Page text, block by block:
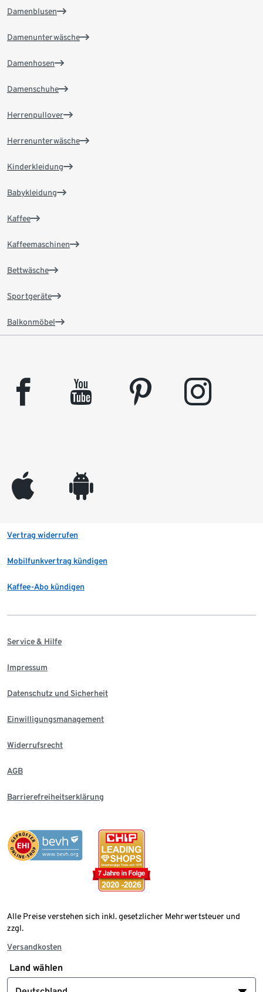
Damenblusen
Damenunterwäsche
Damenhosen
Damenschuhe
Herrenpullover
Herrenunterwäsche
Kinderkleidung
Babykleidung
Kaffee
Kaffeemaschinen
Bettwäsche
Sportgeräte
Balkonmöbel
facebook youtube pinterest instagram
appleinc android
Vertrag widerrufen
Mobilfunkvertrag kündigen
Kaffee-Abo kündigen
Service & Hilfe
Impressum
Datenschutz und Sicherheit
Einwilligungsmanagement
Widerrufsrecht
AGB
Barrierefreiheitserklärung
Alle Preise verstehen sich inkl. gesetzlicher Mehrwertsteuer und
zzgl.
Versandkosten
Land wählen